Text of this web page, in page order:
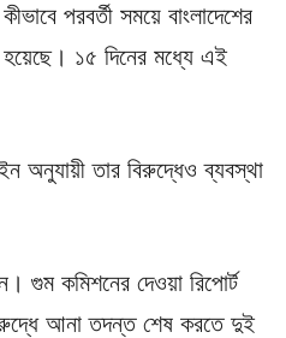
পরবর্তী সময়ে বাংলাদেশের
হয়েছে। ১৫ দিনের মধ্যে এই
অনুযায়ী তার বিরুদ্ধেও ব্যবস্থা
গুম কমিশনের দেওয়া রিপোর্ট
আনা তদন্ত শেষ করতে দুই